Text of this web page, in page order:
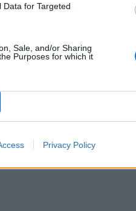
for Targeted
Sale, and/or Sharing
Purposes for which it
Privacy Policy